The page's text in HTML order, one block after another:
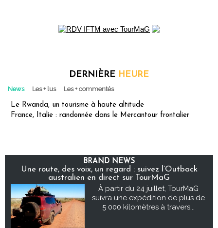
DERNIÈRE HEURE
News Les + lus Les + commentés
Le Rwanda, un tourisme à haute altitude
France, Italie : randonnée dans le Mercantour frontalier
BRAND NEWS
Une route, des voix, un regard : suivez l’Outback
australien en direct sur TourMaG
À partir du 24 juillet, TourMaG
suivra une expédition de plus de
5 000 kilomètres à travers...